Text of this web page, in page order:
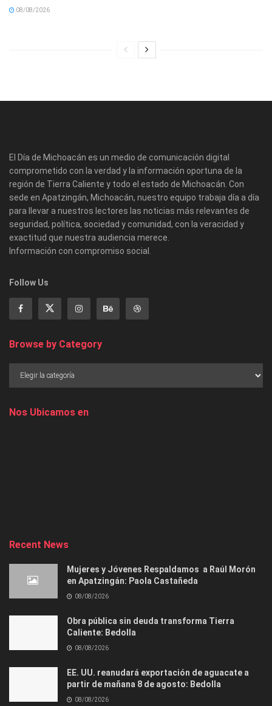
08/08/2026
El Día de Michoacán es un medio de comunicación digital
comprometido con la verdad y la información oportuna de la
región de Tierra Caliente y todo el estado de Michoacán. Con
sede en Apatzingán, Michoacán, nuestro equipo trabaja día a día
para llevar a nuestros lectores las noticias más relevantes de
seguridad, política, sociedad y comunidad, con la veracidad y
exactitud que nuestra audiencia merece.
Información con compromiso social.
Follow Us
Browse by Category
Nos Ubicamos en
Recent News
Mujeres y Jóvenes Respaldamos a Raúl Morón
en Apatzingán: Paola Castañeda
08/08/2026
Obra pública sin deuda transforma Tierra
Caliente: Bedolla
08/08/2026
EE. UU. reanudará exportación de aguacate a
partir de mañana 8 de agosto: Bedolla
08/08/2026